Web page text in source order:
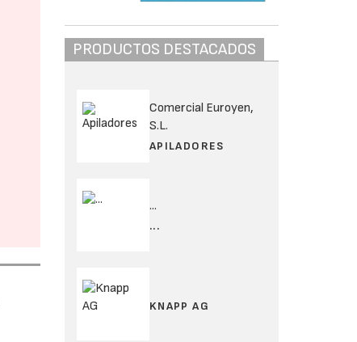
PRODUCTOS DESTACADOS
Comercial Euroyen,
S.L.
APILADORES
...
...
KNAPP AG